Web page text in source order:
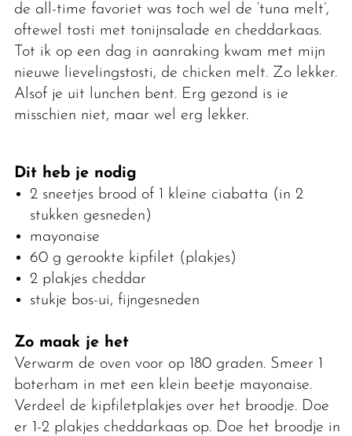
de all-time favoriet was toch wel de ‘tuna melt’,
oftewel tosti met tonijnsalade en cheddarkaas.
Tot ik op een dag in aanraking kwam met mijn
nieuwe lievelingstosti, de chicken melt. Zo lekker.
Alsof je uit lunchen bent. Erg gezond is ie
misschien niet, maar wel erg lekker.
Dit heb je nodig
2 sneetjes brood of 1 kleine ciabatta (in 2
stukken gesneden)
mayonaise
60 g gerookte kipfilet (plakjes)
2 plakjes cheddar
stukje bos-ui, fijngesneden
Zo maak je het
Verwarm de oven voor op 180 graden. Smeer 1
boterham in met een klein beetje mayonaise.
Verdeel de kipfiletplakjes over het broodje. Doe
er 1-2 plakjes cheddarkaas op. Doe het broodje in